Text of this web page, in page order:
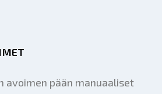
avoimen pään manuaaliset